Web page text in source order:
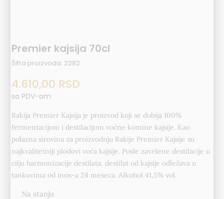
Premier kajsija 70cl
Šifra proizvoda: 2282
4.610,00 RSD
sa PDV-om
Rakija Premier Kajsija je proizvod koji se dobija 100%
fermentacijom i destilacijom voćne komine kajsije. Kao
polazna sirovina za proizvodnju Rakije Premier Kajsije su
najkvalitetniji plodovi voća kajsije. Posle završene destilacije u
cilju harmonizacije destilata, destilat od kajsije odležava u
tankovima od inox-a 24 meseca. Alkohol 41,5% vol.